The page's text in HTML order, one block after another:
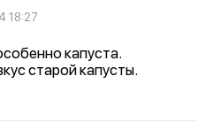
18:27
капуста.
старой капусты.